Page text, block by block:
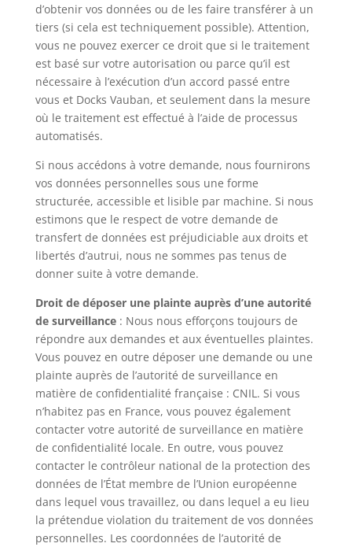
d’obtenir vos données ou de les faire transférer à un
tiers (si cela est techniquement possible). Attention,
vous ne pouvez exercer ce droit que si le traitement
est basé sur votre autorisation ou parce qu’il est
nécessaire à l’exécution d’un accord passé entre
vous et Docks Vauban, et seulement dans la mesure
où le traitement est effectué à l’aide de processus
automatisés.
Si nous accédons à votre demande, nous fournirons
vos données personnelles sous une forme
structurée, accessible et lisible par machine. Si nous
estimons que le respect de votre demande de
transfert de données est préjudiciable aux droits et
libertés d’autrui, nous ne sommes pas tenus de
donner suite à votre demande.
Droit de déposer une plainte auprès d’une autorité
de surveillance: Nous nous efforçons toujours de
répondre aux demandes et aux éventuelles plaintes.
Vous pouvez en outre déposer une demande ou une
plainte auprès de l’autorité de surveillance en
matière de confidentialité française : CNIL. Si vous
n’habitez pas en France, vous pouvez également
contacter votre autorité de surveillance en matière
de confidentialité locale. En outre, vous pouvez
contacter le contrôleur national de la protection des
données de l’État membre de l’Union européenne
dans lequel vous travaillez, ou dans lequel a eu lieu
la prétendue violation du traitement de vos données
personnelles. Les coordonnées de l’autorité de